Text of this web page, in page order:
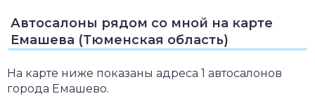
Автосалоны рядом со мной на карте
Емашева (Тюменская область)
На карте ниже показаны адреса 1 автосалонов
города Емашево.